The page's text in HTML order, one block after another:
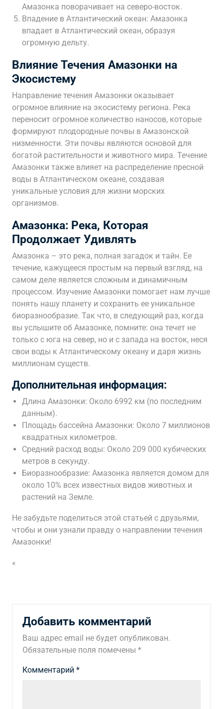
Амазонка поворачивает на северо-восток.
Впадение в Атлантический океан: Амазонка
впадает в Атлантический океан, образуя
огромную дельту.
Влияние Течения Амазонки на
Экосистему
Направление течения Амазонки оказывает
огромное влияние на экосистему региона. Река
переносит огромное количество наносов, которые
формируют плодородные почвы в Амазонской
низменности. Эти почвы являются основой для
богатой растительности и животного мира. Течение
Амазонки также влияет на распределение пресной
воды в Атлантическом океане, создавая
уникальные условия для жизни морских
организмов.
Амазонка: Река, Которая
Продолжает Удивлять
Амазонка – это река, полная загадок и тайн. Ее
течение, кажущееся простым на первый взгляд, на
самом деле является сложным и динамичным
процессом. Изучение Амазонки помогает нам лучше
понять нашу планету и сохранить ее уникальное
биоразнообразие. Так что, в следующий раз, когда
вы услышите об Амазонке, помните: она течет не
только с юга на север, но и с запада на восток, неся
свои воды к Атлантическому океану и даря жизнь
миллионам существ.
Дополнительная информация:
Длина Амазонки: Около 6992 км (по последним
данным).
Площадь бассейна Амазонки: Около 7 миллионов
квадратных километров.
Средний расход воды: Около 209 000 кубических
метров в секунду.
Биоразнообразие: Амазонка является домом для
около 10% всех известных видов животных и
растений на Земле.
Не забудьте поделиться этой статьей с друзьями,
чтобы и они узнали правду о направлении течения
Амазонки!
«
Добавить комментарий
Ваш адрес email не будет опубликован.
Обязательные поля помечены *
Комментарий *